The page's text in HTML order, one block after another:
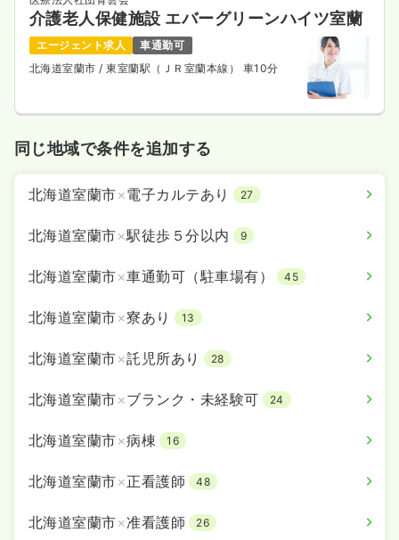
介護老人保健施設 エバーグリーンハイツ室蘭
エージェント求人
車通勤可
北海道室蘭市/ 東室蘭駅（ＪＲ室蘭本線） 車10分
同じ地域で条件を追加する
北海道室蘭市×電子カルテあり 27
北海道室蘭市×駅徒歩５分以内 9
北海道室蘭市×車通勤可（駐車場有） 45
北海道室蘭市×寮あり 13
北海道室蘭市×託児所あり 28
北海道室蘭市×ブランク・未経験可 24
北海道室蘭市×病棟 16
北海道室蘭市×正看護師 48
北海道室蘭市×准看護師 26